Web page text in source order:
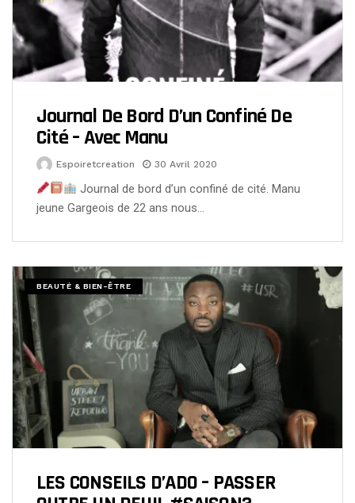
Journal De Bord D’un Confiné De
Cité – Avec Manu
Espoiretcreation 30 Avril 2020
Journal de bord d’un confiné de cité. Manu
jeune Gargeois de 22 ans nous…
BEAUTÉ & BIEN-ÊTRE
LES CONSEILS D’ADO – PASSER